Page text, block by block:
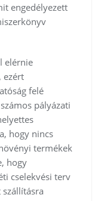
engedélyezett
elérnie
ezért
felé
pályázati
hogy nincs
termékek
hogy
cselekvési terv